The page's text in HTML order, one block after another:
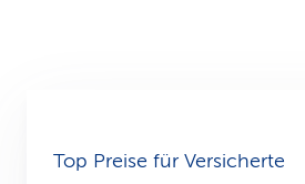
Top Preise für Versicherte